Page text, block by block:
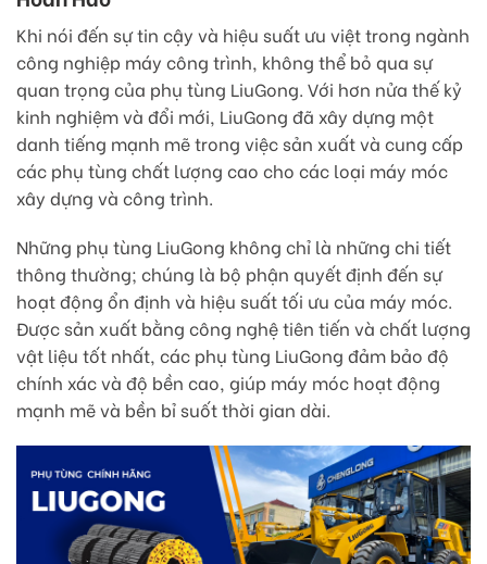
Khi nói đến sự tin cậy và hiệu suất ưu việt trong ngành
công nghiệp máy công trình, không thể bỏ qua sự
quan trọng của phụ tùng LiuGong. Với hơn nửa thế kỷ
kinh nghiệm và đổi mới, LiuGong đã xây dựng một
danh tiếng mạnh mẽ trong việc sản xuất và cung cấp
các phụ tùng chất lượng cao cho các loại máy móc
xây dựng và công trình.
Những phụ tùng LiuGong không chỉ là những chi tiết
thông thường; chúng là bộ phận quyết định đến sự
hoạt động ổn định và hiệu suất tối ưu của máy móc.
Được sản xuất bằng công nghệ tiên tiến và chất lượng
vật liệu tốt nhất, các phụ tùng LiuGong đảm bảo độ
chính xác và độ bền cao, giúp máy móc hoạt động
mạnh mẽ và bền bỉ suốt thời gian dài.